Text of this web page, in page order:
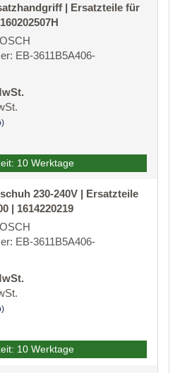
| Ersatzteile für
EB-3611B5A406-
10 Werktage
230-240V | Ersatzteile
| 1614220219
EB-3611B5A406-
10 Werktage